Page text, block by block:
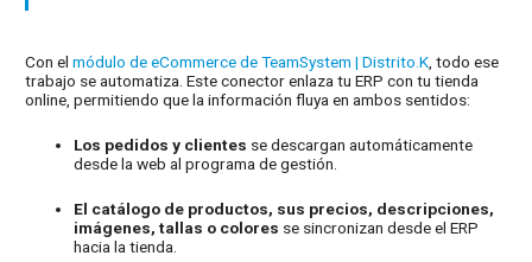
Con elmódulo de eCommerce de TeamSystem | Distrito.K, todo ese
trabajo se automatiza. Este conector enlaza tu ERP con tu tienda
online, permitiendo que la información fluya en ambos sentidos:
Los pedidos y clientes se descargan automáticamente
desde la web al programa de gestión.
El catálogo de productos, sus precios, descripciones,
imágenes, tallas o colores se sincronizan desde el ERP
hacia la tienda.